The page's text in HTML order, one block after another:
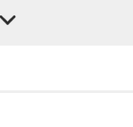
り
いとされる吉日